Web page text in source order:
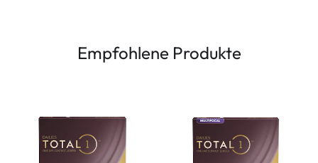
Empfohlene Produkte